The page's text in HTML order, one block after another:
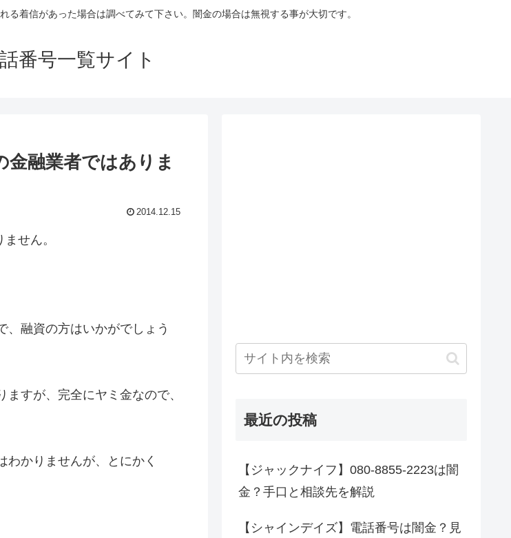
着信があった場合は調べてみて下さい。闇金の場合は無視する事が大切です。
番号一覧サイト
金融業者ではありま
2014.12.15
せん。
、融資の方はいかがでしょう
すが、完全にヤミ金なので、
わかりませんが、とにかく
最近の投稿
【ジャックナイフ】080-8855-2223は闇
金？手口と相談先を解説
【シャインデイズ】電話番号は闇金？見